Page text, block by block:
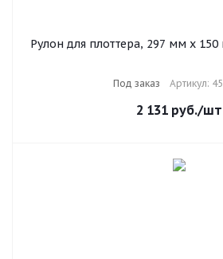
Рулон для плоттера, 297 мм х 150
Под заказ Артикул:
2 131 руб./шт